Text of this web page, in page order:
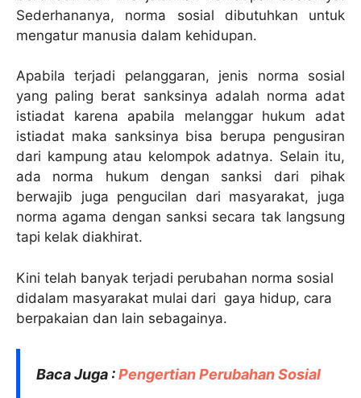
Sederhananya, norma sosial dibutuhkan untuk
mengatur manusia dalam kehidupan.
Apabila terjadi pelanggaran, jenis norma sosial
yang paling berat sanksinya adalah norma adat
istiadat karena apabila melanggar hukum adat
istiadat maka sanksinya bisa berupa pengusiran
dari kampung atau kelompok adatnya. Selain itu,
ada norma hukum dengan sanksi dari pihak
berwajib juga pengucilan dari masyarakat, juga
norma agama dengan sanksi secara tak langsung
tapi kelak diakhirat.
Kini telah banyak terjadi perubahan norma sosial
didalam masyarakat mulai dari gaya hidup, cara
berpakaian dan lain sebagainya.
Baca Juga :Pengertian Perubahan Sosial